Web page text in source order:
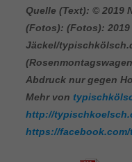
Quelle (Text): © 2019
(Fotos): (Fotos):
Jäckel/
Abdruck nur gegen
Mehr von
http://
https://